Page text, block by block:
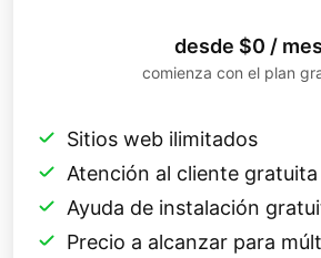
desde $0 / mes
comienza con el plan
Sitios web ilimitados
Atención al cliente gratuita
Ayuda de instalación
Precio a alcanzar para